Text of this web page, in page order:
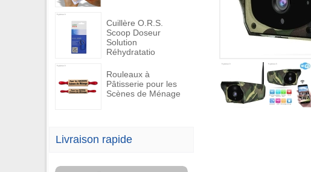
Cuillère O.R.S.
Scoop Doseur
Solution
Réhydratatio
Rouleaux à
Pâtisserie pour les
Scènes de Ménage
Livraison rapide